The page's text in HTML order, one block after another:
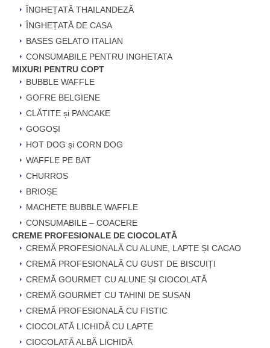
ÎNGHEȚATĂ THAILANDEZĂ
ÎNGHEȚATĂ DE CASA
BASES GELATO ITALIAN
CONSUMABILE PENTRU INGHETATA
MIXURI PENTRU COPT
BUBBLE WAFFLE
GOFRE BELGIENE
CLĂTITE și PANCAKE
GOGOȘI
HOT DOG și CORN DOG
WAFFLE PE BAT
CHURROS
BRIOȘE
MACHETE BUBBLE WAFFLE
CONSUMABILE – COACERE
CREME PROFESIONALE DE CIOCOLATĂ
CREMĂ PROFESIONALĂ CU ALUNE, LAPTE ȘI CACAO
CREMĂ PROFESIONALĂ CU GUST DE BISCUIȚI
CREMĂ GOURMET CU ALUNE ȘI CIOCOLATĂ
CREMĂ GOURMET CU TAHINI DE SUSAN
CREMĂ PROFESIONALĂ CU FISTIC
CIOCOLATĂ LICHIDĂ CU LAPTE
CIOCOLATĂ ALBĂ LICHIDĂ